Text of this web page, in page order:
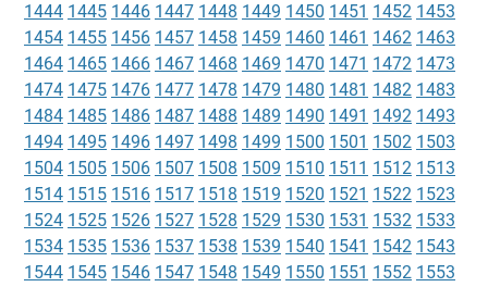
1444 1445 1446 1447 1448 1449 1450 1451 1452 1453
1454 1455 1456 1457 1458 1459 1460 1461 1462 1463
1464 1465 1466 1467 1468 1469 1470 1471 1472 1473
1474 1475 1476 1477 1478 1479 1480 1481 1482 1483
1484 1485 1486 1487 1488 1489 1490 1491 1492 1493
1494 1495 1496 1497 1498 1499 1500 1501 1502 1503
1504 1505 1506 1507 1508 1509 1510 1511 1512 1513
1514 1515 1516 1517 1518 1519 1520 1521 1522 1523
1524 1525 1526 1527 1528 1529 1530 1531 1532 1533
1534 1535 1536 1537 1538 1539 1540 1541 1542 1543
1544 1545 1546 1547 1548 1549 1550 1551 1552 1553